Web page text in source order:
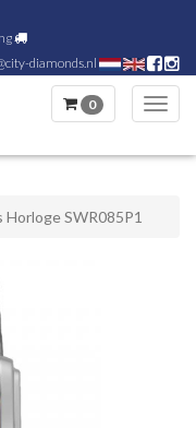
diamonds.nl
0
Horloge SWR085P1